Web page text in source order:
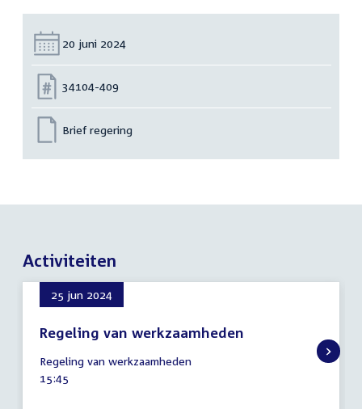
Datum:
20 juni 2024
Nummer:
34104-409
Brief regering
Activiteiten
25 jun 2024
Regeling van werkzaamheden
juni
2024
Regeling van werkzaamheden
Tijd
15:45